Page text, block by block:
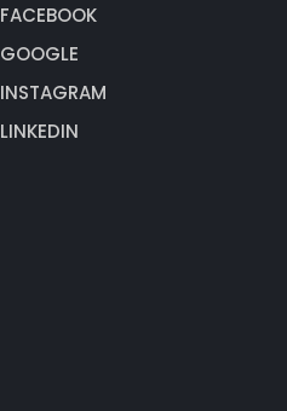
FACEBOOK
GOOGLE
INSTAGRAM
LINKEDIN